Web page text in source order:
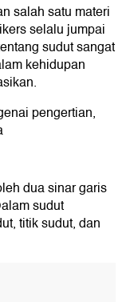
salah satu materi
selalu jumpai
sudut sangat
kehidupan
pengertian,
dua sinar garis
sudut
titik sudut, dan